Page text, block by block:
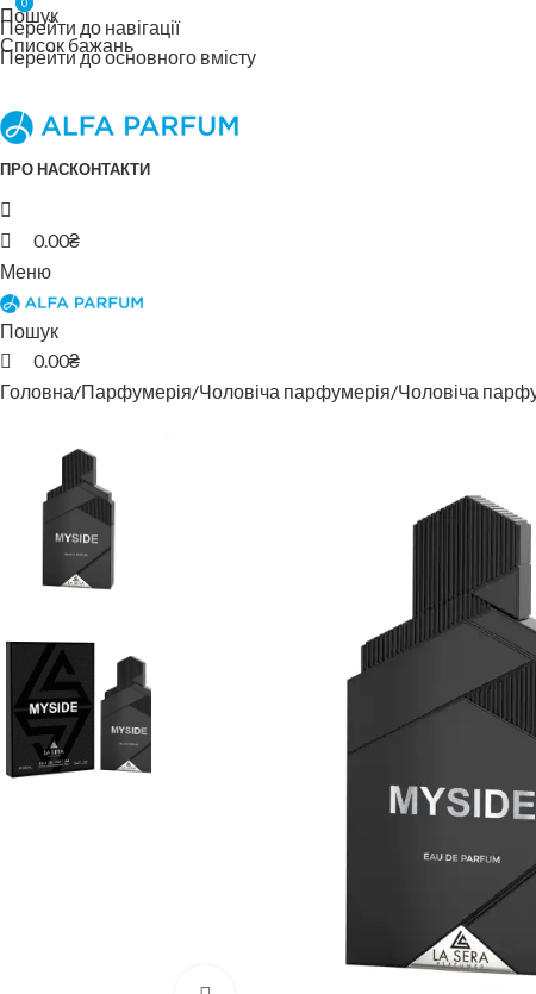
Перейти до навігації
Перейти до основного вмісту
Пошук
Список бажань
ПРО НАСКОНТАКТИ
0
0.00₴
Меню
Пошук
0
0.00₴
Головна Парфумерія Чоловіча парфумерія Чоловіча